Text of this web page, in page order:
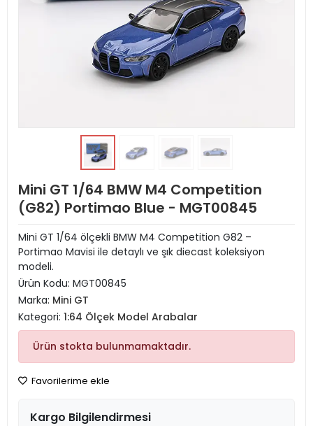
Mini GT 1/64 BMW M4 Competition
(G82) Portimao Blue - MGT00845
Mini GT 1/64 ölçekli BMW M4 Competition G82 –
Portimao Mavisi ile detaylı ve şık diecast koleksiyon
modeli.
Ürün Kodu: MGT00845
Marka: Mini GT
Kategori: 1:64 Ölçek Model Arabalar
Ürün stokta bulunmamaktadır.
Favorilerime ekle
Kargo Bilgilendirmesi